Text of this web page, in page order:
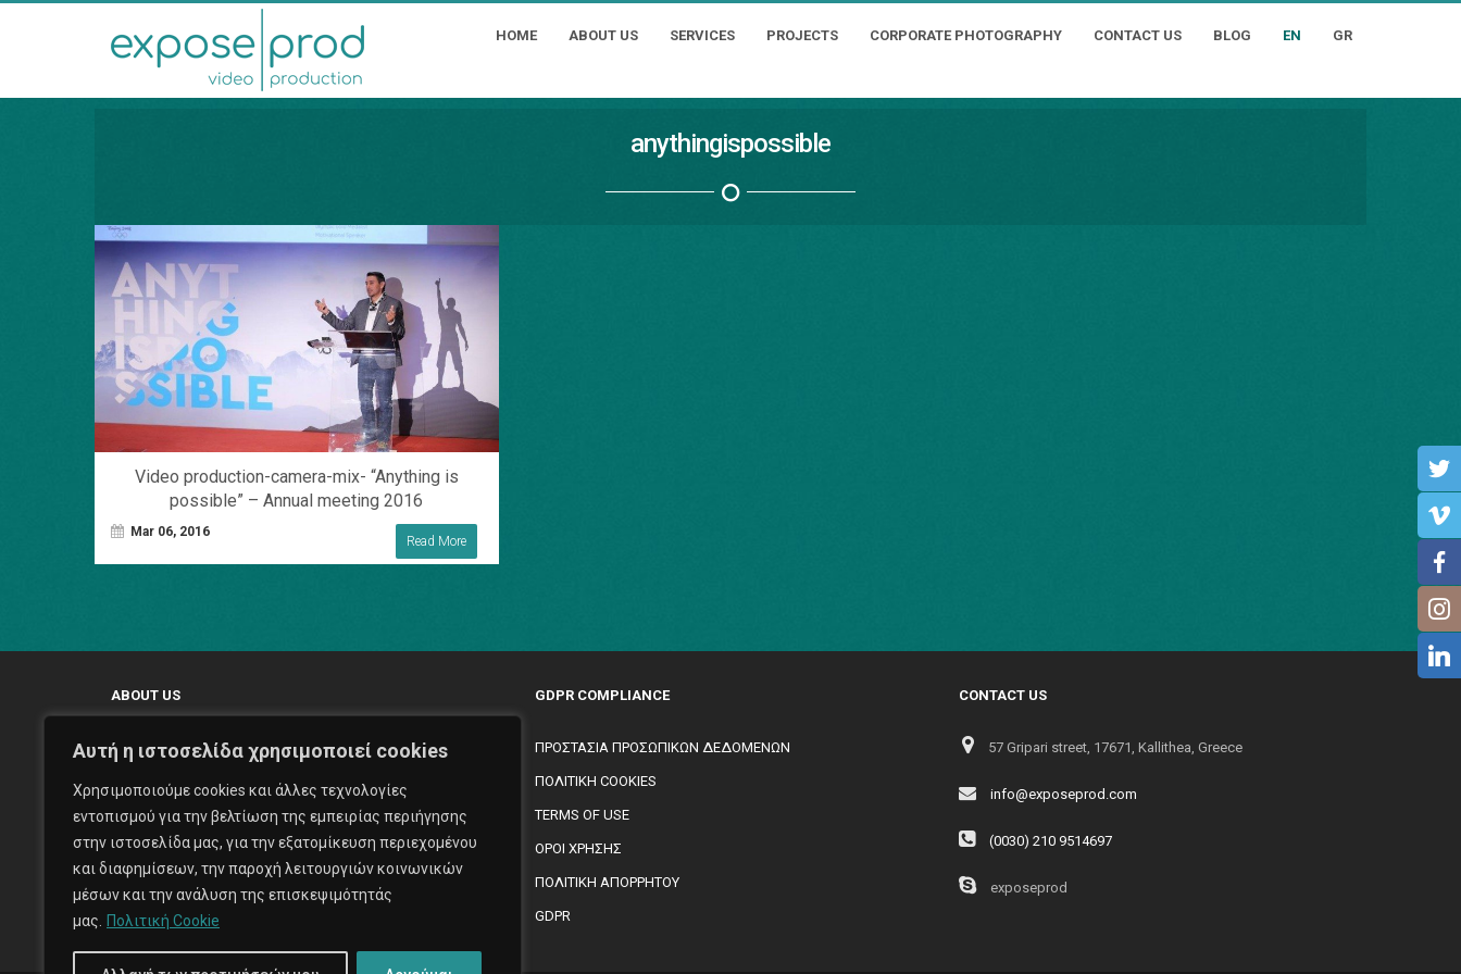
Αυτή η ιστοσελίδα χρησιμοποιεί cookies
Χρησιμοποιούμε cookies και άλλες τεχνολογίες
εντοπισμού για την βελτίωση της εμπειρίας περιήγησης
στην ιστοσελίδα μας, για την εξατομίκευση περιεχομένου
και διαφημίσεων, την παροχή λειτουργιών κοινωνικών
μέσων και την ανάλυση της επισκεψιμότητάς
μας.
Πολιτική Cookie
HOME ABOUT US SERVICES PROJECTS CORPORATE PHOTOGRAPHY CONTACT US BLOG EN GR
anythingispossible
Video production-camera-mix- “Anything is
possible” – Annual meeting 2016
Mar 06, 2016
Read More
ABOUT US
With our aptitude to create and maintain the highest outputs,
Expose Prod feels that would be able to make a significant
contribution to a client's production.
GDPR COMPLIANCE
ΠΡΟΣΤΑΣΙΑ ΠΡΟΣΩΠΙΚΩΝ ΔΕΔΟΜΕΝΩΝ
ΠΟΛΙΤΙΚΗ COOKIES
TERMS OF USE
ΟΡΟΙ ΧΡΗΣΗΣ
ΠΟΛΙΤΙΚΗ ΑΠΟΡΡΗΤΟΥ
GDPR
CONTACT US
57 Gripari street, 17671, Kallithea, Greece
info@exposeprod.com
(0030) 210 9514697
exposeprod